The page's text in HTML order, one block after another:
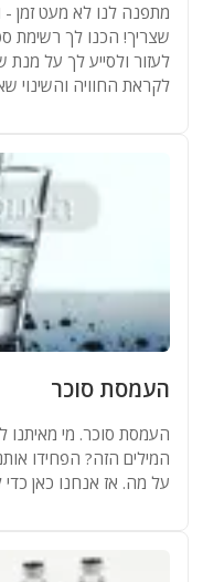
מתפנה לנו לא מעט זמן -
שצריך! הכנו לך רשימת
לעזור ולסייע לך על מנת
לקראת החוויה והשינוי
העמסת סוכר
העמסת סוכר. מי
המילים הזה? הפחידו
על מה. אז אנחנו כאן